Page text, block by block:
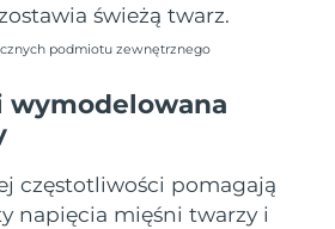
świeżą twarz.
podmiotu zewnętrznego
wymodelowana
częstotliwości pomagają
napięcia mięśni twarzy i
Oczekiwany czas dostawy
Oczekiwany czas dostawy
8/10/26